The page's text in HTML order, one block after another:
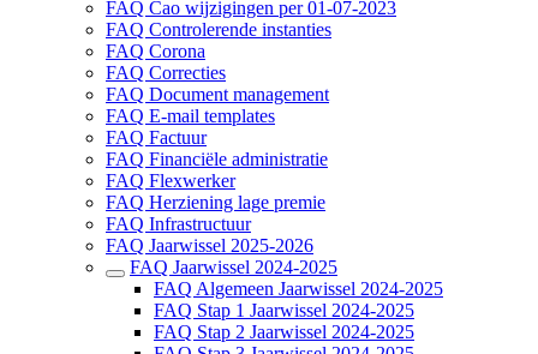
FAQ Cao wijzigingen per 01-07-2023
FAQ Controlerende instanties
FAQ Corona
FAQ Correcties
FAQ Document management
FAQ E-mail templates
FAQ Factuur
FAQ Financiële administratie
FAQ Flexwerker
FAQ Herziening lage premie
FAQ Infrastructuur
FAQ Jaarwissel 2025-2026
FAQ Jaarwissel 2024-2025
FAQ Algemeen Jaarwissel 2024-2025
FAQ Stap 1 Jaarwissel 2024-2025
FAQ Stap 2 Jaarwissel 2024-2025